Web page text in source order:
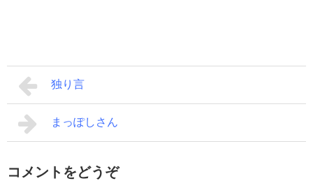
独り言
まっぽしさん
コメントをどうぞ